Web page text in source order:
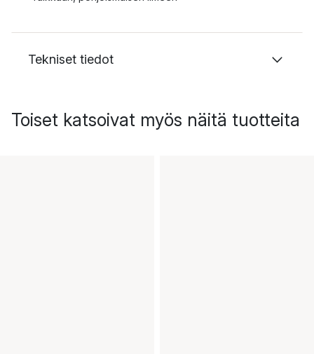
Tekniset tiedot
Toiset katsoivat myös näitä tuotteita